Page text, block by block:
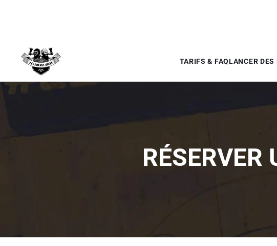
TARIFS & FAQLANCER DES
RÉSERVER